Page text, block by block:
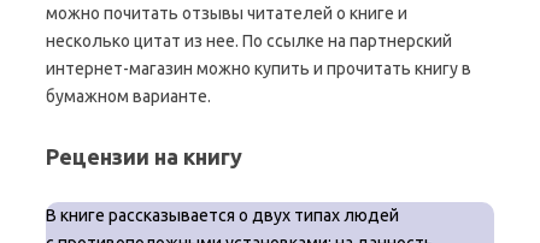
можно почитать отзывы читателей о книге и
несколько цитат из нее. По ссылке на партнерский
интернет-магазин можно купить и прочитать книгу в
бумажном варианте.
Рецензии на книгу
В книге рассказывается о двух типах людей